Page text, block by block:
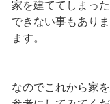
家を建ててしまっ
できない事もあり
ます。
なのでこれから家